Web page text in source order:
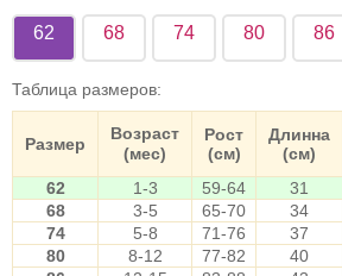
62 68 74 80 86
Таблица размеров:
Размер
Возраст
(мес)
Рост
(см)
Длинна
(см)
62
1-3 59-64 31
68
3-5 65-70 34
74
5-8 71-76 37
80
8-12 77-82 40